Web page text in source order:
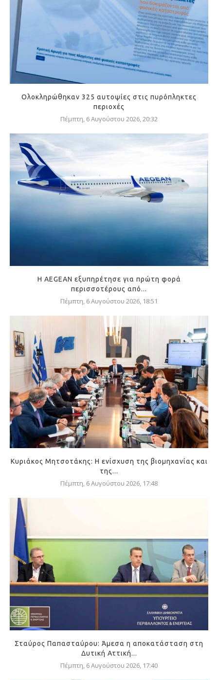
Ολοκληρώθηκαν 325 αυτοψίες στις πυρόπληκτες
περιοχές
Πέμπτη, 6 Αυγούστου 2026, 20:32
Η AEGEAN εξυπηρέτησε για πρώτη φορά
περισσοτέρους από...
Πέμπτη, 6 Αυγούστου 2026, 18:51
Κυριάκος Μητσοτάκης: Η ενίσχυση της βιομηχανίας και
της...
Πέμπτη, 6 Αυγούστου 2026, 17:48
Σταύρος Παπασταύρου: Άμεσα η αποκατάσταση στη
Δυτική Αττική...
Πέμπτη, 6 Αυγούστου 2026, 17:40